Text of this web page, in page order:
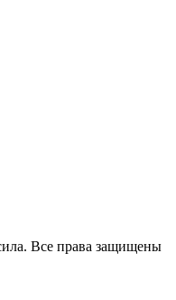
Все права защищены